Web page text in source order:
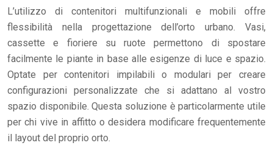
L’utilizzo di contenitori multifunzionali e mobili offre
flessibilità nella progettazione dell’orto urbano. Vasi,
cassette e fioriere su ruote permettono di spostare
facilmente le piante in base alle esigenze di luce e spazio.
Optate per contenitori impilabili o modulari per creare
configurazioni personalizzate che si adattano al vostro
spazio disponibile. Questa soluzione è particolarmente utile
per chi vive in affitto o desidera modificare frequentemente
il layout del proprio orto.